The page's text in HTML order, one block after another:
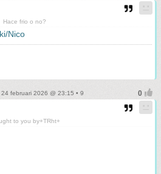
Hace frio o no?
Nico
24 februari 2026 @ 23:15 • 9
to you by+TRht+